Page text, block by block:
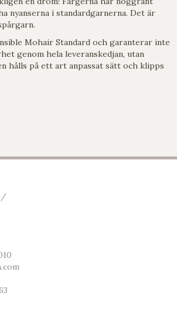
nyanserna i standardgarnerna. Det är
Mohair Standard och garanterar inte
genom hela leveranskedjan, utan
hålls på ett art anpassat sätt och klipps
/